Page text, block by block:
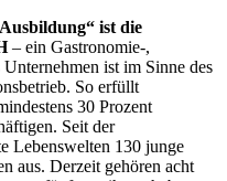
ist die
– ein Gastronomie-,
ist im Sinne des
So erfüllt
30 Prozent
Seit der
Lebenswelten 130 junge
aus. Derzeit gehören acht